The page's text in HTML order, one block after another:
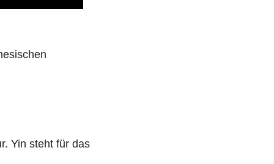
Yin steht für das